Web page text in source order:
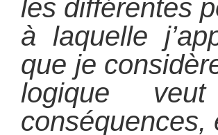
les différentes
à laquelle
que je
logique
conséquences,